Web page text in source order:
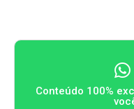
Conteúdo 100%